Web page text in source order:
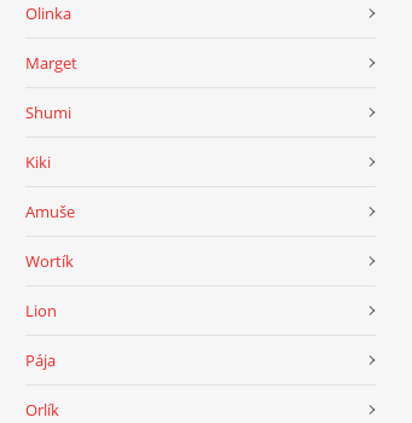
Olinka
Marget
Shumi
Kiki
Amuše
Wortík
Lion
Pája
Orlík